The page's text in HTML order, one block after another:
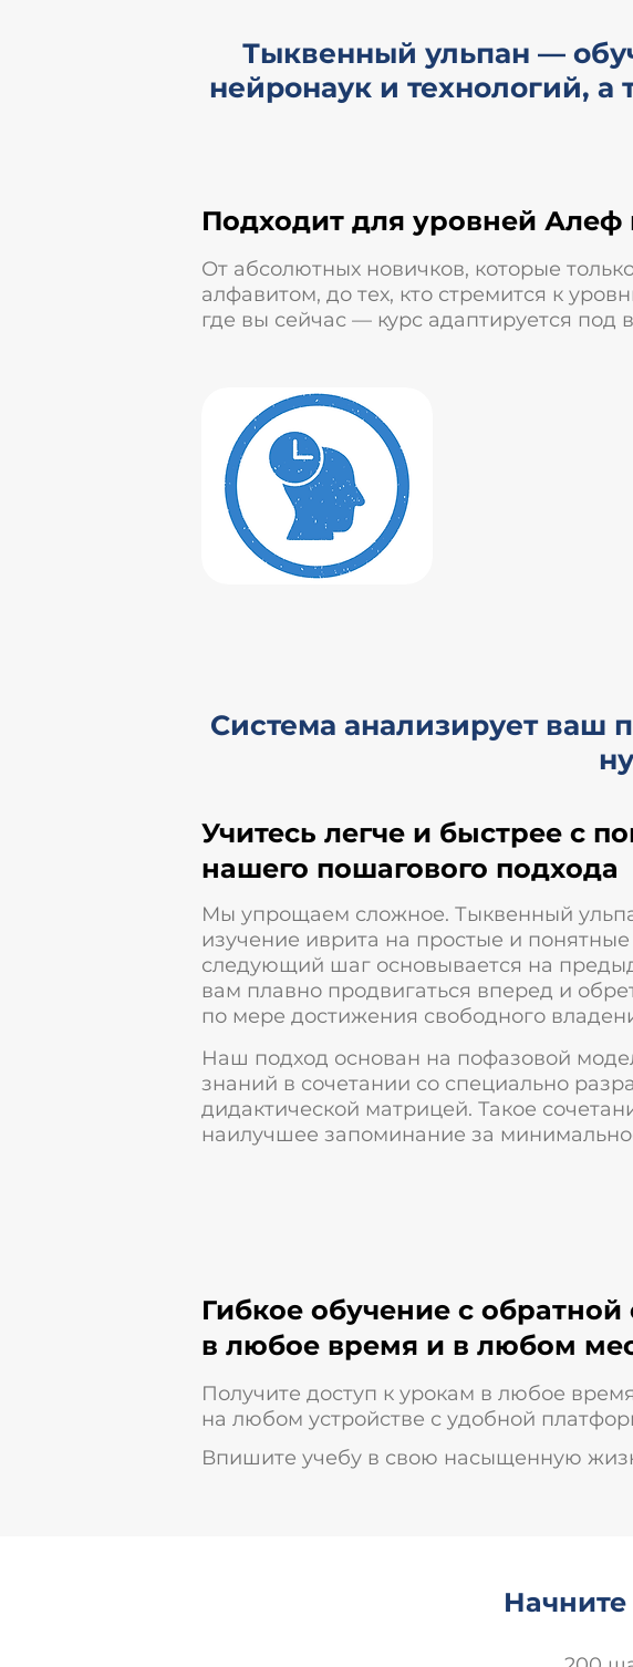
Тыквенный ульпан —
нейронаук и технологий,
Подходит для уровней Алеф
От абсолютных новичков, которые
алфавитом, до тех, кто стремится к
где вы сейчас — курс адаптируется под
Система анализирует ваш
Учитесь легче и быстрее с
нашего пошагового подхода
Мы упрощаем сложное. Тыквенный
изучение иврита на простые и
следующий шаг основывается на
вам плавно продвигаться вперед и
по мере достижения свободного
Наш подход основан на пофазовой
знаний в сочетании со специально
дидактической матрицей. Такое
наилучшее запоминание за
Гибкое обучение с обратной
в любое время и в любом
Получите доступ к урокам в любое
на любом устройстве с удобной
Впишите учебу в свою насыщенную
Начните